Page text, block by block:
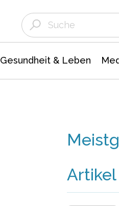
Gesundheit & Leben
Artikel